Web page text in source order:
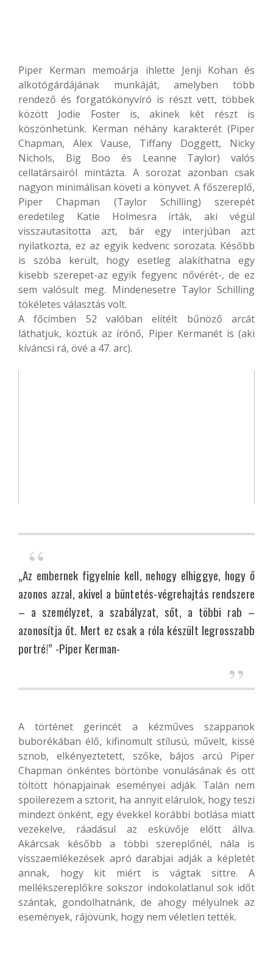
Piper Kerman memoárja ihlette Jenji Kohan és
alkotógárdájának munkáját, amelyben több
rendező és forgatókönyvíró is részt vett, többek
között Jodie Foster is, akinek két részt is
köszönhetünk. Kerman néhány karakterét (Piper
Chapman, Alex Vause, Tiffany Doggett, Nicky
Nichols, Big Boo és Leanne Taylor) valós
cellatársairól mintázta. A sorozat azonban csak
nagyon minimálisan követi a könyvet. A főszereplő,
Piper Chapman (Taylor Schilling) szerepét
eredetileg Katie Holmesra írták, aki végül
visszautasította azt, bár egy interjúban azt
nyilatkozta, ez az egyik kedvenc sorozata. Később
is szóba került, hogy esetleg alakíthatna egy
kisebb szerepet-az egyik fegyenc nővérét-, de ez
sem valósult meg. Mindenesetre Taylor Schilling
tökéletes választás volt.
A főcímben 52 valóban elítélt bűnöző arcát
láthatjuk, köztük az írónő, Piper Kermanét is (aki
kíváncsi rá, övé a 47. arc).
„Az embernek figyelnie kell, nehogy elhiggye, hogy ő
azonos azzal, akivel a büntetés-végrehajtás rendszere
– a személyzet, a szabályzat, sőt, a többi rab –
azonosítja őt. Mert ez csak a róla készült legrosszabb
portré!” -Piper Kerman-
A történet gerincét a kézműves szappanok
buborékában élő, kifinomult stílusú, művelt, kissé
sznob, elkényeztetett, szőke, bájos arcú Piper
Chapman önkéntes börtönbe vonulásának és ott
töltött hónapjainak eseményei adják. Talán nem
spoilerezem a sztorit, ha annyit elárulok, hogy teszi
mindezt önként, egy évekkel korábbi botlása miatt
vezekelve, ráadásul az esküvője előtt állva.
Akárcsak később a többi szereplőnél, nála is
visszaemlékezések apró darabjai adják a képletét
annak, hogy kit miért is vágtak sittre. A
mellékszereplőkre sokszor indokolatlanul sok időt
szántak, gondolhatnánk, de ahogy mélyülnek az
események, rájövünk, hogy nem véletlen tették.